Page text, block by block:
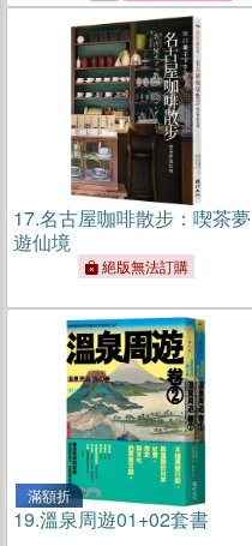
17.名古屋咖啡散步：喫茶夢
遊仙境
絕版無法訂購
滿額折
19.溫泉周遊01+02套書